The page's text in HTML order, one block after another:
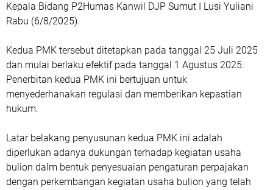
Kepala Bidang P2Humas Kanwil DJP Sumut I Lusi Yuliani
Rabu (6/8/2025).
Kedua PMK tersebut ditetapkan pada tanggal 25 Juli 2025
dan mulai berlaku efektif pada tanggal 1 Agustus 2025.
Penerbitan kedua PMK ini bertujuan untuk
menyederhanakan regulasi dan memberikan kepastian
hukum.
Latar belakang penyusunan kedua PMK ini adalah
diperlukan adanya dukungan terhadap kegiatan usaha
bulion dalm bentuk penyesuaian pengaturan perpajakan
dengan perkembangan kegiatan usaha bulion yang telah